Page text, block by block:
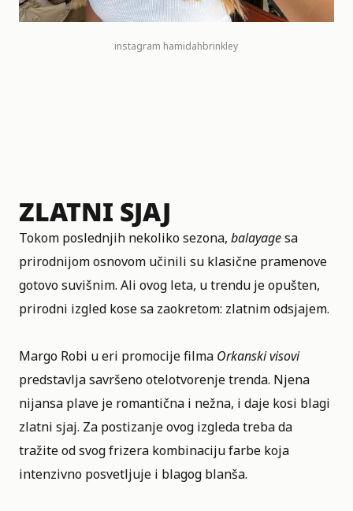
instagram hamidahbrinkley
ZLATNI SJAJ
Tokom poslednjih nekoliko sezona, balayagesa
prirodnijom osnovom učinili su klasične pramenove
gotovo suvišnim. Ali ovog leta, u trendu je opušten,
prirodni izgled kose sa zaokretom: zlatnim odsjajem.
Margo Robi u eri promocije filma Orkanski visovi
predstavlja savršeno otelotvorenje trenda. Njena
nijansa plave je romantična i nežna, i daje kosi blagi
zlatni sjaj. Za postizanje ovog izgleda treba da
tražite od svog frizera kombinaciju farbe koja
intenzivno posvetljuje i blagog blanša.